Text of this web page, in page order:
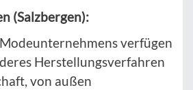
(Salzbergen):
verfügen
Herstellungsverfahren
von außen